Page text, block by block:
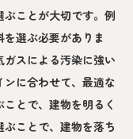
ことが大切です。例
選ぶ必要がありま
スによる汚染に強い
に合わせて、最適な
とで、建物を明るく
ことで、建物を落ち